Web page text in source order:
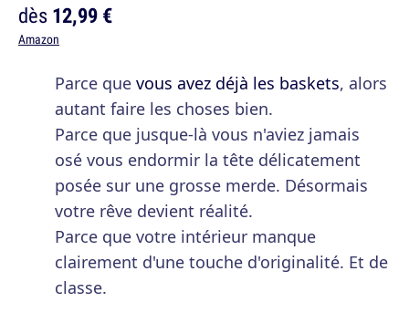
dès12,99 €
Amazon
Parce que vous avez déjà les baskets, alors
autant faire les choses bien.
Parce que jusque-là vous n'aviez jamais
osé vous endormir la tête délicatement
posée sur une grosse merde. Désormais
votre rêve devient réalité.
Parce que votre intérieur manque
clairement d'une touche d'originalité. Et de
classe.